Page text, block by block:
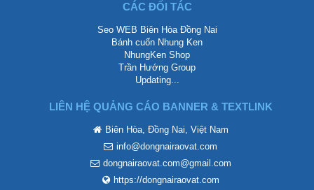
CÁC ĐỐI TÁC
Seo WEB Biên Hòa Đồng Nai
Bánh cuốn Nhung Ken
NhungKen Shop
Trần Hướng Group
Updating...
LIÊN HỆ QUẢNG CÁO BANNER & TEXTLINK
Biên Hòa, Đồng Nai, Việt Nam
info@dongnairaovat.com
dongnairaovat.com@gmail.com
https://dongnairaovat.com